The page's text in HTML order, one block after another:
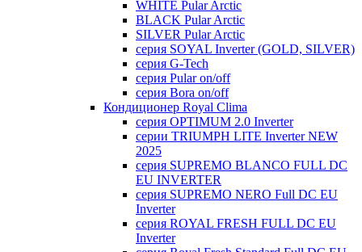
WHITE Pular Arctic
BLACK Pular Arctic
SILVER Pular Arctic
серия SOYAL Inverter (GOLD, SILVER)
серия G-Tech
серия Pular on/off
серия Bora on/off
Кондиционер Royal Clima
серия OPTIMUM 2.0 Inverter
серии TRIUMPH LITE Inverter NEW
2025
серия SUPREMO BLANCO FULL DC
EU INVERTER
серия SUPREMO NERO Full DC EU
Inverter
серия ROYAL FRESH FULL DC EU
Inverter